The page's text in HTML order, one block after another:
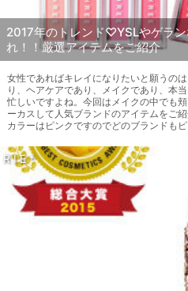
2017年のトレンド♡YSLやゲラ
れ！！厳選アイテムをご紹介
女性であればキレイになりたいと願うの
り、ヘアケアであり、メイクであり、本
忙しいですよね。今回はメイクの中でも
ーカスして人気ブランドのアイテムをご
カラーはピンクですのでどのブランドも
R I E *